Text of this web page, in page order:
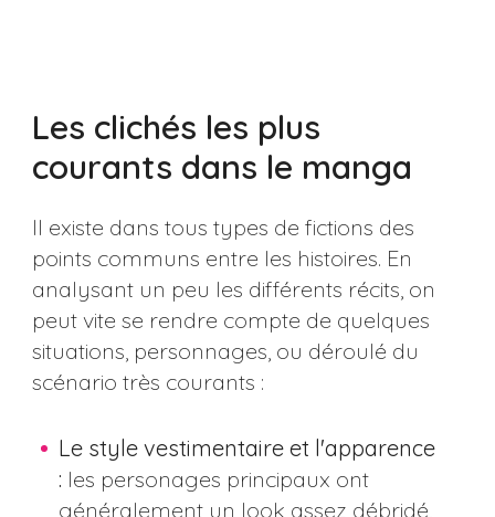
Les clichés les plus
courants dans le manga
Il existe dans tous types de fictions des
points communs entre les histoires. En
analysant un peu les différents récits, on
peut vite se rendre compte de quelques
situations, personnages, ou déroulé du
scénario très courants :
Le style vestimentaire et l'apparence
: les personages principaux ont
généralement un look assez débridé,